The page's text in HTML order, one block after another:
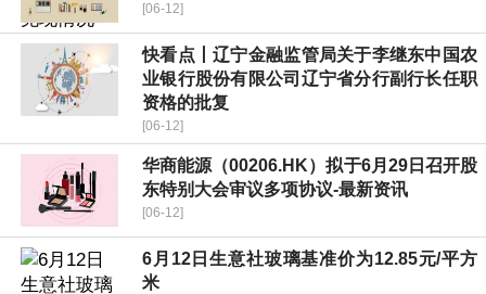
[06-12]
快看点丨辽宁金融监管局关于李继东中国农
业银行股份有限公司辽宁省分行副行长任职
资格的批复
[06-12]
华商能源（00206.HK）拟于6月29日召开股
东特别大会审议多项协议-最新资讯
[06-12]
6月12日生意社玻璃基准价为12.85元/平方
米